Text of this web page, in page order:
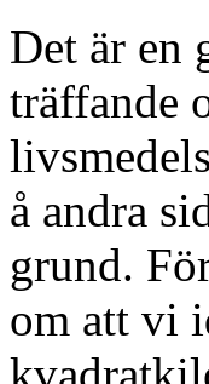
Det är en
träffande
å andra
grund.
om att vi